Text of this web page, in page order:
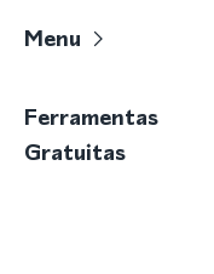
Menu
Ferramentas
Gratuitas